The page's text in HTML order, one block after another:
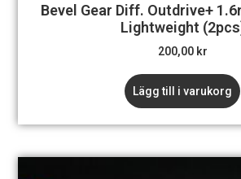
Bevel Gear Diff. Outdrive+
Lightweight
200,00 kr
Lägg till i varukorg